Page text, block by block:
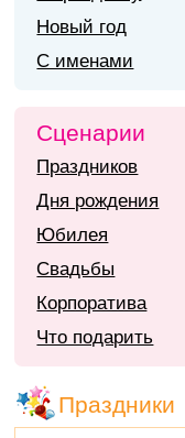
Новый год
С именами
Сценарии
Праздников
Дня рождения
Юбилея
Свадьбы
Корпоратива
Что подарить
Праздники